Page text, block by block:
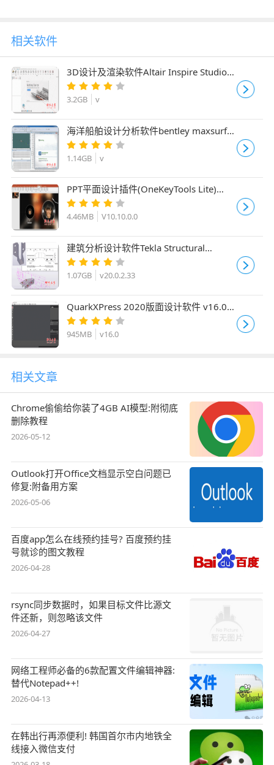
相关软件
3D设计及渲染软件Altair Inspire Studio
2020 中文安装版(附安装教程)
3.2GB v
海洋船舶设计分析软件bentley maxsurf
22 update 3 安装免费版(附安装教程)
1.14GB v
PPT平面设计插件(OneKeyTools Lite)
V10.10.0.0 官方版
4.46MB V10.10.0.0
建筑分析设计软件Tekla Structural
Designer2020 v20.0.2.33 安装版(附许可
证文件+安装教程)
1.07GB v20.0.2.33
QuarkXPress 2020版面设计软件 v16.0
中文特别版(附安装教程)
945MB v16.0
相关文章
Chrome偷偷给你装了4GB AI模型:附彻底
删除教程
2026-05-12
Outlook打开Office文档显示空白问题已
修复:附备用方案
2026-05-06
百度app怎么在线预约挂号? 百度预约挂
号就诊的图文教程
2026-04-28
rsync同步数据时，如果目标文件比源文
件还新，则忽略该文件
2026-04-27
网络工程师必备的6款配置文件编辑神器:
替代Notepad++!
2026-04-13
在韩出行再添便利! 韩国首尔市内地铁全
线接入微信支付